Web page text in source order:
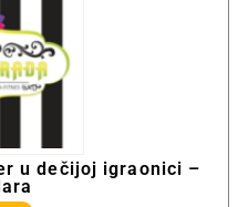
u dečijoj igraonici –